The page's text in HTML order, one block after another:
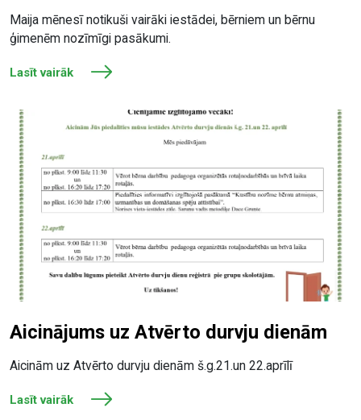
Maija mēnesī notikuši vairāki iestādei, bērniem un bērnu
ģimenēm nozīmīgi pasākumi.
Lasīt vairāk
Aicinājums uz Atvērto durvju dienām
Aicinām uz Atvērto durvju dienām š.g.21.un 22.aprīlī
Lasīt vairāk